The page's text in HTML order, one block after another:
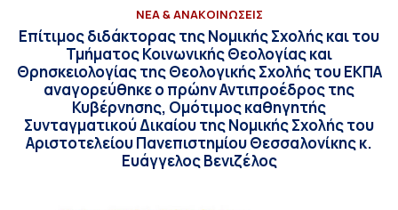
ΝΕΑ & ΑΝΑΚΟΙΝΩΣΕΙΣ
Επίτιμος διδάκτορας της Νομικής Σχολής και του
Τμήματος Κοινωνικής Θεολογίας και
Θρησκειολογίας της Θεολογικής Σχολής του ΕΚΠΑ
αναγορεύθηκε ο πρώην Αντιπροέδρος της
Κυβέρνησης, Ομότιμος καθηγητής
Συνταγματικού Δικαίου της Νομικής Σχολής του
Αριστοτελείου Πανεπιστημίου Θεσσαλονίκης κ.
Ευάγγελος Βενιζέλος